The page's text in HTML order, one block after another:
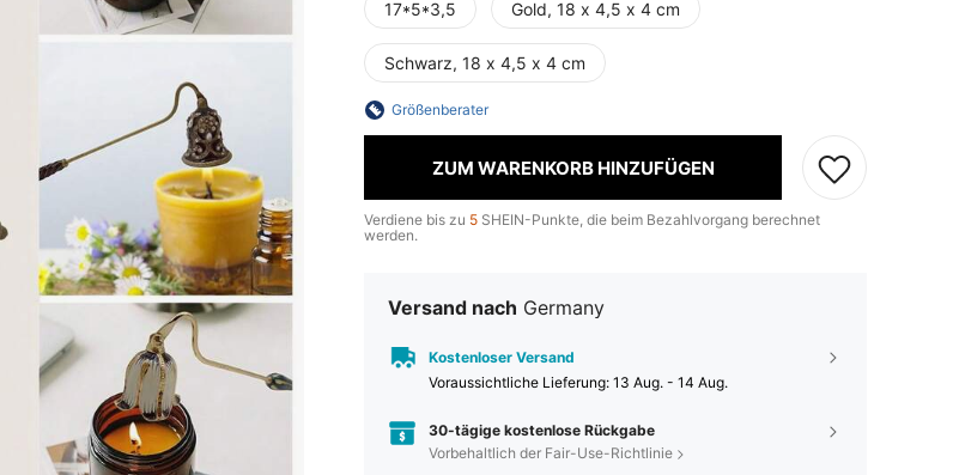
17*5*3,5 Gold, 18 x 4,5 x 4 cm
Schwarz, 18 x 4,5 x 4 cm
Größenberater
ZUM WARENKORB HINZUFÜGEN
Verdiene bis zu 5 SHEIN-Punkte, die beim Bezahlvorgang berechnet
werden.
Versand nach Germany
Kostenloser Versand
Voraussichtliche Lieferung: 13 Aug. - 14 Aug.
30-tägige kostenlose Rückgabe
Vorbehaltlich der Fair-Use-Richtlinie